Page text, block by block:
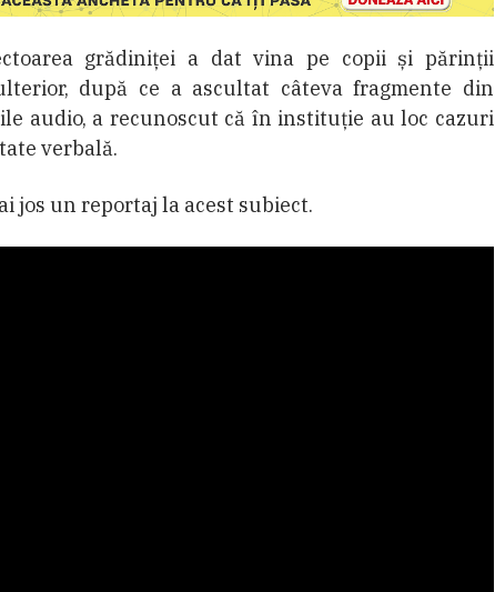
grădiniței a dat vina pe copii și părinții
după ce a ascultat câteva fragmente din
audio, a recunoscut că în instituție au loc cazuri
verbală.
jos un reportaj la acest subiect.